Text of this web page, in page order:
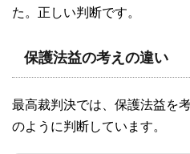
た。正しい判断です。
保護法益の考えの違い
最高裁判決では、保護法益を
のように判断しています。